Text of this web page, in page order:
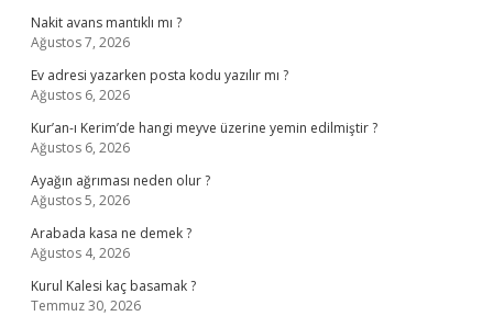
Nakit avans mantıklı mı ?
Ağustos 7, 2026
Ev adresi yazarken posta kodu yazılır mı ?
Ağustos 6, 2026
Kur’an-ı Kerim’de hangi meyve üzerine yemin edilmiştir ?
Ağustos 6, 2026
Ayağın ağrıması neden olur ?
Ağustos 5, 2026
Arabada kasa ne demek ?
Ağustos 4, 2026
Kurul Kalesi kaç basamak ?
Temmuz 30, 2026